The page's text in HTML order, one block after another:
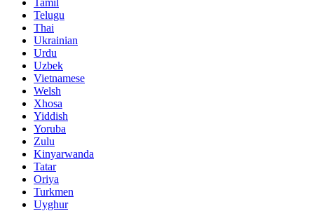
Telugu
Thai
Ukrainian
Urdu
Uzbek
Vietnamese
Welsh
Xhosa
Yiddish
Yoruba
Zulu
Kinyarwanda
Tatar
Oriya
Turkmen
Uyghur